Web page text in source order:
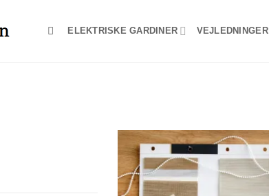
ELEKTRISKE GARDINER VEJLEDNINGER